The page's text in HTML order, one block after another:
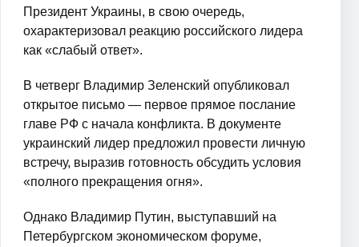
Президент Украины, в свою очередь,
охарактеризовал реакцию российского лидера
как «слабый ответ».
В четверг Владимир Зеленский опубликовал
открытое письмо — первое прямое послание
главе РФ с начала конфликта. В документе
украинский лидер предложил провести личную
встречу, выразив готовность обсудить условия
«полного прекращения огня».
Однако Владимир Путин, выступавший на
Петербургском экономическом форуме,